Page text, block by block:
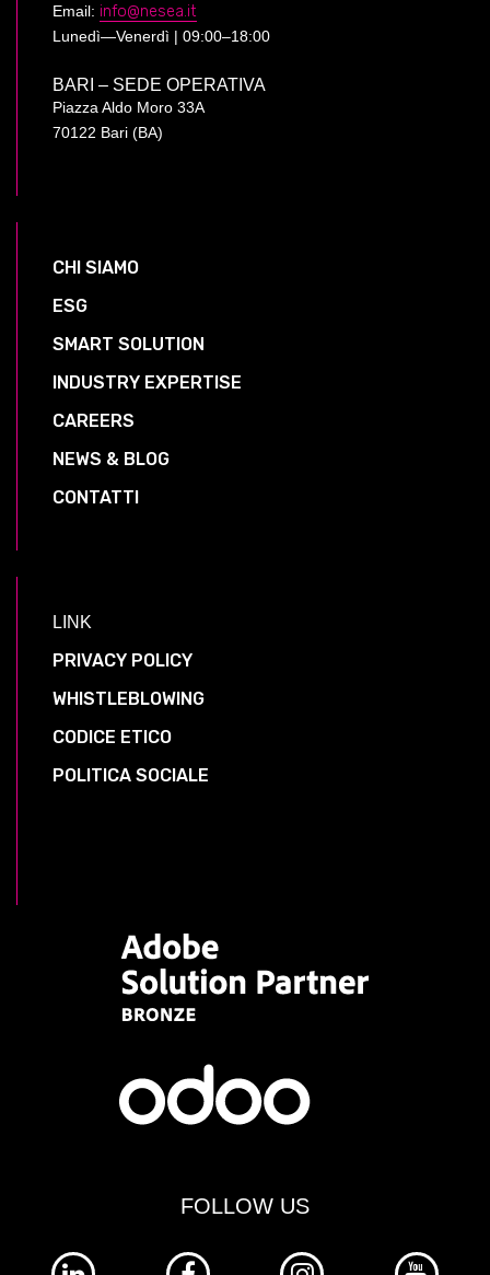
Email: info@nesea.it
Lunedì—Venerdì | 09:00–18:00
BARI – SEDE OPERATIVA
Piazza Aldo Moro 33A
70122 Bari (BA)
CHI SIAMO
ESG
SMART SOLUTION
INDUSTRY EXPERTISE
CAREERS
NEWS & BLOG
CONTATTI
LINK
PRIVACY POLICY
WHISTLEBLOWING
CODICE ETICO
POLITICA SOCIALE
FOLLOW US